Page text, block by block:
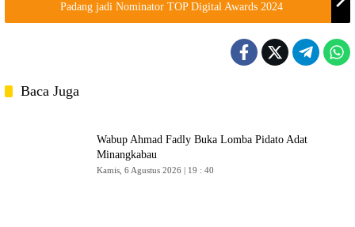
Padang jadi Nominator TOP Digital Awards 2024
Baca Juga
Wabup Ahmad Fadly Buka Lomba Pidato Adat
Minangkabau
Kamis, 6 Agustus 2026 | 19 : 40